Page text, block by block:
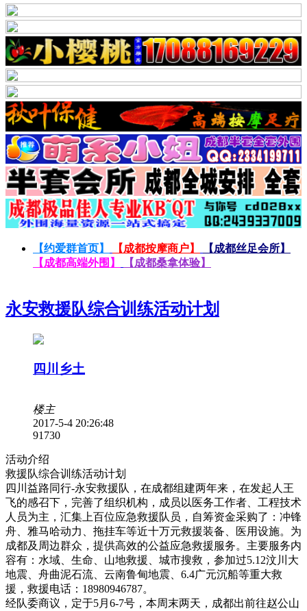
【约爱群首页】 【成都按摩商户】
【成都丝足会所】
【成都高端外围】
【成都桑拿体验】
永安救援队综合训练活动计划
四川乡土
楼主
2017-5-4 20:26:48
91730
活动介绍
救援队综合训练活动计划
四川益路同行-永安救援队，在成都组建两年来，在发起人王
飞的感召下，完善了组织机构，成员以医务工作者、工程技术
人员为主，汇集上百位应急救援队员，自筹资金采购了：冲锋
舟、雅马哈动力、拖挂车等近十万元救援装备、医用设施。为
成都及周边群众，提供高效的公益应急救援服务。主要服务内
容有：水域、生命、山地救援、城市搜救，参加过5.12汶川大
地震、舟曲泥石流、云南鲁甸地震、6.4广元沉船等重大救
援，救援电话：18980946787。
经队委商议，定于5月6-7号，本周末两天，成都出前往赵公山